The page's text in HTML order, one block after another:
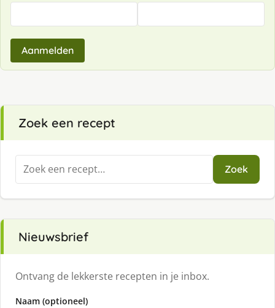
Aanmelden
Zoek een recept
Zoeken
naar:
Zoek
Nieuwsbrief
Ontvang de lekkerste recepten in je inbox.
Naam (optioneel)